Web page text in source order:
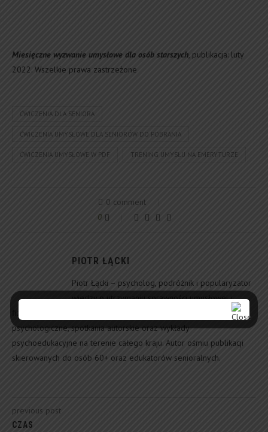
Miesięczne wyzwanie umysłowe dla osób starszych, publikacja: luty
2022. Wszelkie prawa zastrzeżone
ĆWICZENIA DLA SENIORA
ĆWICZENIA UMYSŁOWE DLA SENIORÓW DO POBRANIA
ĆWICZENIA UMYSŁOWE W PDF TRENING UMYSŁU NA EMERYTURZE
0 comment
0
PIOTR ŁĄCKI
Piotr Łącki – psycholog, podróżnik i popularyzator
wiedzy o utrzymaniu sprawności umysłowej i
psychologiczne, spotkania autorskie oraz wykłady
psychoedukacyjne na terenie całego kraju. Autor ośmiu publikacji
skierowanych do osób 60+ oraz edukatorów senioralnych.
previous post
CZAS